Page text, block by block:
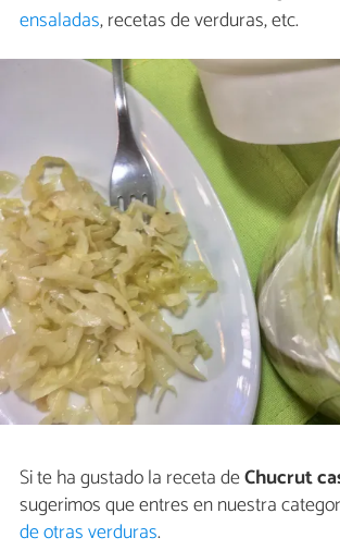
ensaladas, recetas de verduras, etc.
Si te ha gustado la receta deChucrut
sugerimos que entres en nuestra
de otras verduras.